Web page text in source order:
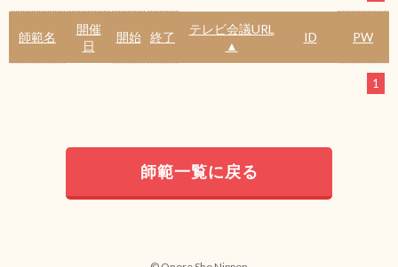
師範名
開催
日
開始 終了
テレビ会議URL
▲
ID PW
1
師範一覧に戻る